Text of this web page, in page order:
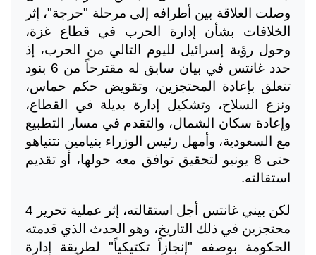
وصلت العلاقة بين أطرافه إلى مرحلة "حرجة"، إثر
الخلافات بشأن إدارة الحرب في قطاع غزة،
وحول رؤية إسرائيل لليوم التالي من الحرب، إذ
حدد غانتس في بيان سابق له مقترحاً من 6 بنود
تتعلق بإعادة المحتجزين، وتقويض حكم حماس،
ونزع السلاح، وتشكيل إدارة بديلة في القطاع،
وإعادة سكان الشمال، والتقدم في مسار التطبيع
مع السعودية، وأمهل رئيس الوزراء بنيامين نتنياهو
حتى 8 يونيو لتحقيق توافق معه حولها، أو تقديم
استقالته.
لكن بيني غانتس أجل استقالته، إثر عملية تحرير 4
محتجزين في ذلك التاريخ، وهو الحدث الذي قدمته
الحكومة بوصفه "إنجازاً تكتيكياً" لطريقة إدارة